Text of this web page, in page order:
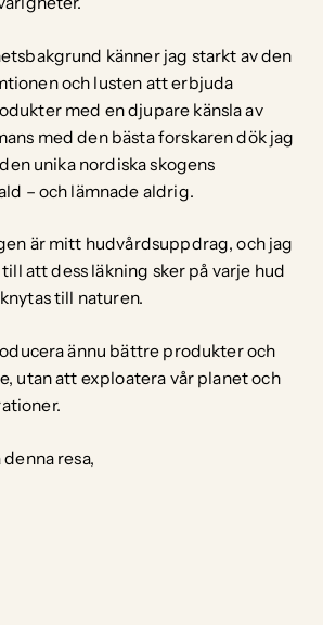
känner jag starkt av den
och lusten att erbjuda
med en djupare känsla av
med den bästa forskaren dök jag
unika nordiska skogens
– och lämnade aldrig.
är mitt hudvårdsuppdrag, och jag
att dess läkning sker på varje hud
till naturen.
ännu bättre produkter och
utan att exploatera vår planet och
resa,